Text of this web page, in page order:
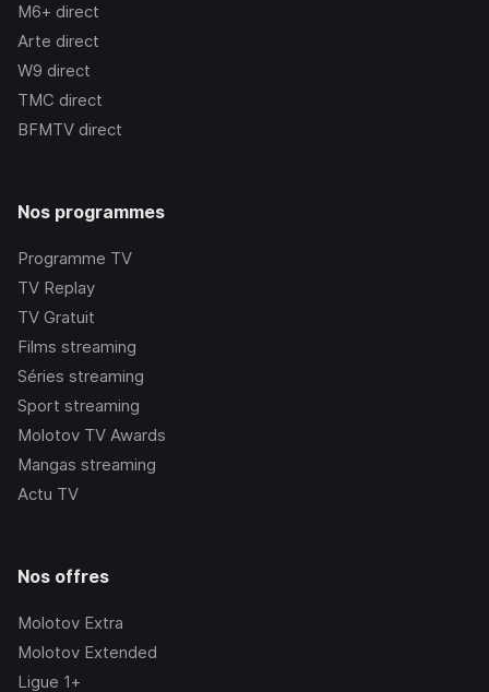
M6+ direct
Arte direct
W9 direct
TMC direct
BFMTV direct
Nos programmes
Programme TV
TV Replay
TV Gratuit
Films streaming
Séries streaming
Sport streaming
Molotov TV Awards
Mangas streaming
Actu TV
Nos offres
Molotov Extra
Molotov Extended
Ligue 1+